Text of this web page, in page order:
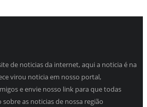
de noticias da internet, aqui a noticia é na
virou noticia em nosso portal,
e envie nosso link para que todas
as noticias de nossa região